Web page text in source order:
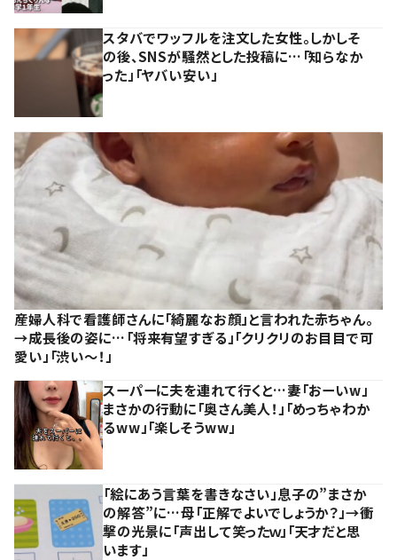
スタバでワッフルを注文した女性。しかしそ
の後、SNSが騒然とした投稿に…「知らなか
った」「ヤバい安い」
産婦人科で看護師さんに「綺麗なお顔」と言われた赤ちゃん。
→成長後の姿に…「将来有望すぎる」「クリクリのお目目で可
愛い」「渋い～！」
スーパーに夫を連れて行くと…妻「おーいw」
まさかの行動に「奥さん美人！」「めっちゃわか
るww」「楽しそうww」
「絵にあう言葉を書きなさい」息子の”まさか
の解答”に…母「正解でよいでしょうか？」→衝
撃の光景に「声出して笑ったｗ」「天才だと思
います」